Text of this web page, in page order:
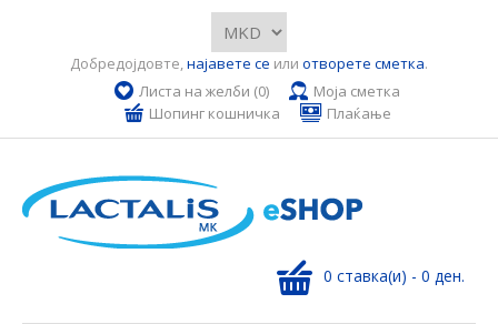
Добредојдовте,најавете се или отворете сметка.
Листа на желби (0)
Моја сметка
Шопинг кошничка
Плаќање
0 ставка(и) - 0 ден.